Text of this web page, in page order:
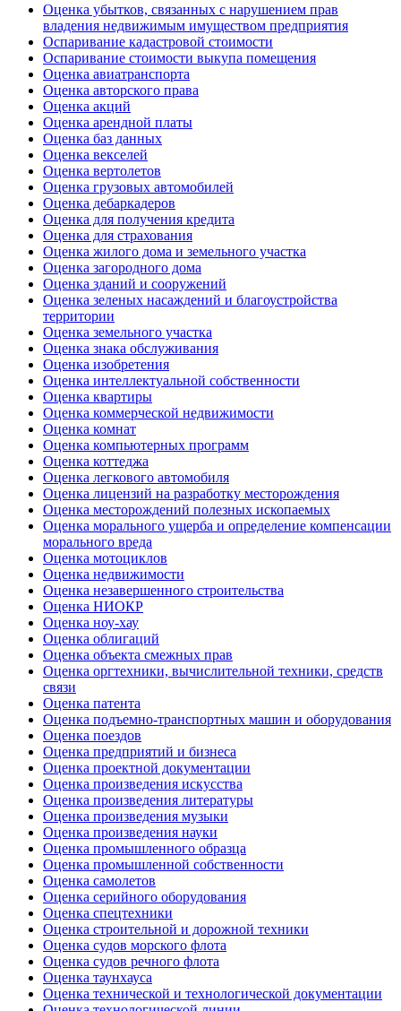
Оценка убытков, связанных с нарушением прав
владения недвижимым имуществом предприятия
Оспаривание кадастровой стоимости
Оспаривание стоимости выкупа помещения
Оценка авиатранспорта
Оценка авторского права
Оценка акций
Оценка арендной платы
Оценка баз данных
Оценка векселей
Оценка вертолетов
Оценка грузовых автомобилей
Оценка дебаркадеров
Оценка для получения кредита
Оценка для страхования
Оценка жилого дома и земельного участка
Оценка загородного дома
Оценка зданий и сооружений
Оценка зеленых насаждений и благоустройства
территории
Оценка земельного участка
Оценка знака обслуживания
Оценка изобретения
Оценка интеллектуальной собственности
Оценка квартиры
Оценка коммерческой недвижимости
Оценка комнат
Оценка компьютерных программ
Оценка коттеджа
Оценка легкового автомобиля
Оценка лицензий на разработку месторождения
Оценка месторождений полезных ископаемых
Оценка морального ущерба и определение компенсации
морального вреда
Оценка мотоциклов
Оценка недвижимости
Оценка незавершенного строительства
Оценка НИОКР
Оценка ноу-хау
Оценка облигаций
Оценка объекта смежных прав
Оценка оргтехники, вычислительной техники, средств
связи
Оценка патента
Оценка подъемно-транспортных машин и оборудования
Оценка поездов
Оценка предприятий и бизнеса
Оценка проектной документации
Оценка произведения искусства
Оценка произведения литературы
Оценка произведения музыки
Оценка произведения науки
Оценка промышленного образца
Оценка промышленной собственности
Оценка самолетов
Оценка серийного оборудования
Оценка спецтехники
Оценка строительной и дорожной техники
Оценка судов морского флота
Оценка судов речного флота
Оценка таунхауса
Оценка технической и технологической документации